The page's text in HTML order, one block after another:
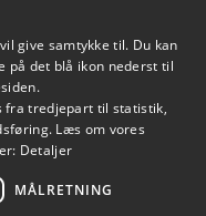
DANISH
ENGLISH
give samtykke til. Du kan
på det blå ikon nederst til
fra tredjepart til statistik,
Læs om vores
Detaljer
MÅLRETNING